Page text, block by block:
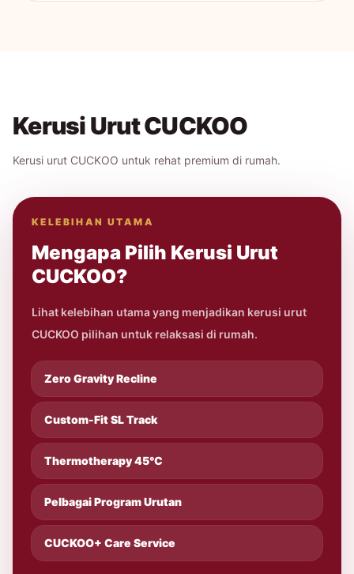
Kerusi Urut CUCKOO
Kerusi urut CUCKOO untuk rehat premium di rumah.
KELEBIHAN UTAMA
Mengapa Pilih Kerusi Urut
CUCKOO?
Lihat kelebihan utama yang menjadikan kerusi urut
CUCKOO pilihan untuk relaksasi di rumah.
Zero Gravity Recline
Custom-Fit SL Track
Thermotherapy 45°C
Pelbagai Program Urutan
CUCKOO+ Care Service